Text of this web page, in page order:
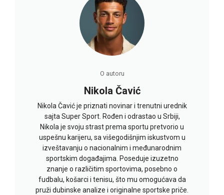
O autoru
Nikola Čavić
Nikola Čavić je priznati novinar i trenutni urednik
sajta Super Sport. Rođen i odrastao u Srbiji,
Nikola je svoju strast prema sportu pretvorio u
uspešnu karijeru, sa višegodišnjim iskustvom u
izveštavanju o nacionalnim i međunarodnim
sportskim događajima. Poseduje izuzetno
znanje o različitim sportovima, posebno o
fudbalu, košarci i tenisu, što mu omogućava da
pruži dubinske analize i originalne sportske priče.